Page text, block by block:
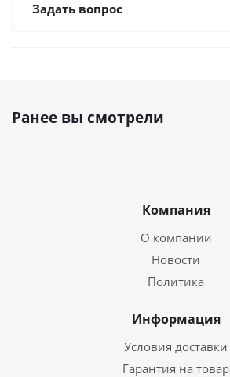
Задать вопрос
Ранее вы смотрели
Компания
О компании
Новости
Политика
Информация
Условия доставки
Гарантия на товар